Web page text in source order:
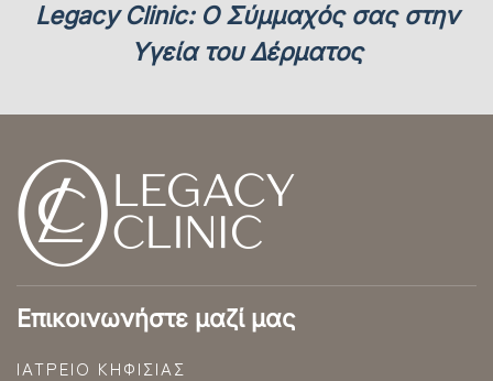
Legacy Clinic: Ο Σύμμαχός σας στην
Υγεία του Δέρματος
Επικοινωνήστε μαζί μας
ΙΑΤΡΕΊΟ ΚΗΦΙΣΊΑΣ